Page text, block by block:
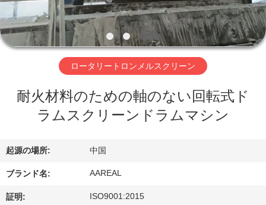
品
わ
し
ち
に
つ
ロータリートロンメルスクリーン
耐火材料のための軸のない回転式ド
ラムスクリーンドラムマシン
起源の場所: 中国
ブランド名: AAREAL
証明: ISO9001:2015